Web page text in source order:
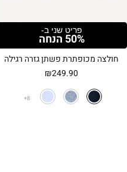
פריט שני ב-
50% הנחה
חולצה מכופתרת פשתן גזרה רגילה
₪249.90
8